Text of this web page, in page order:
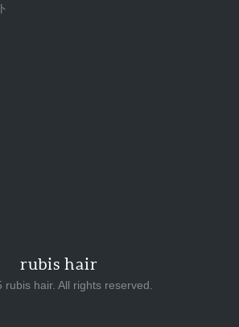
rubis hair
rubis hair. All rights reserved.